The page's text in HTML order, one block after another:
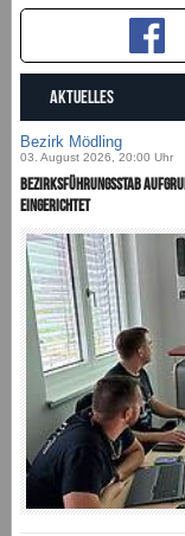
AKTUELLES
Bezirk Mödling
03. August 2026, 20:00 Uhr
Bezirksführungsstab
eingerichtet